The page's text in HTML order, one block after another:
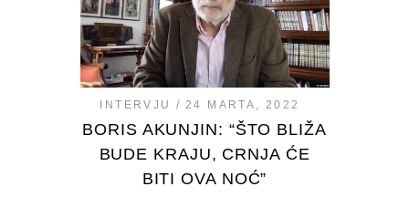
INTERVJU 24 MARTA, 2022
BORIS AKUNJIN: “ŠTO BLIŽA
BUDE KRAJU, CRNJA ĆE
BITI OVA NOĆ”